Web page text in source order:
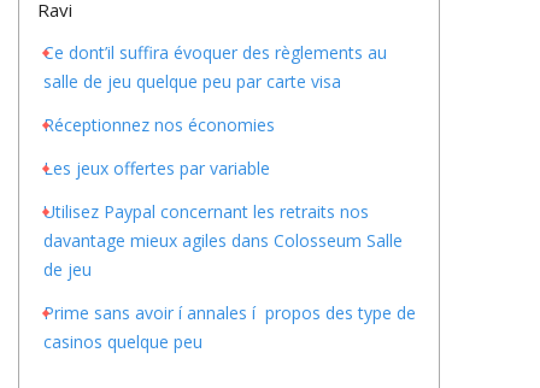
Ravi
Ce dont’il suffira évoquer des règlements au
salle de jeu quelque peu par carte visa
Réceptionnez nos économies
Les jeux offertes par variable
Utilisez Paypal concernant les retraits nos
davantage mieux agiles dans Colosseum Salle
de jeu
Prime sans avoir í annales í propos des type de
casinos quelque peu